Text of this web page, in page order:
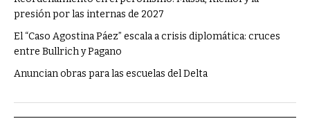
presión por las internas de 2027
El “Caso Agostina Páez” escala a crisis diplomática: cruces
entre Bullrich y Pagano
Anuncian obras para las escuelas del Delta